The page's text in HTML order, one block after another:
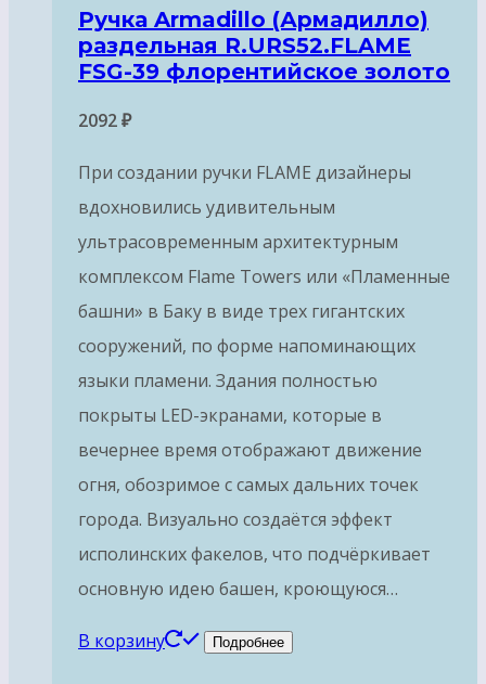
Ручка Armadillo (Армадилло)
раздельная R.URS52.FLAME
FSG-39 флорентийское золото
2092₽
При создании ручки FLAME дизайнеры
вдохновились удивительным
ультрасовременным архитектурным
комплексом Flame Towers или «Пламенные
башни» в Баку в виде трех гигантских
сооружений, по форме напоминающих
языки пламени. Здания полностью
покрыты LED-экранами, которые в
вечернее время отображают движение
огня, обозримое с самых дальних точек
города. Визуально создаётся эффект
исполинских факелов, что подчёркивает
основную идею башен, кроющуюся…
В корзину Подробнее